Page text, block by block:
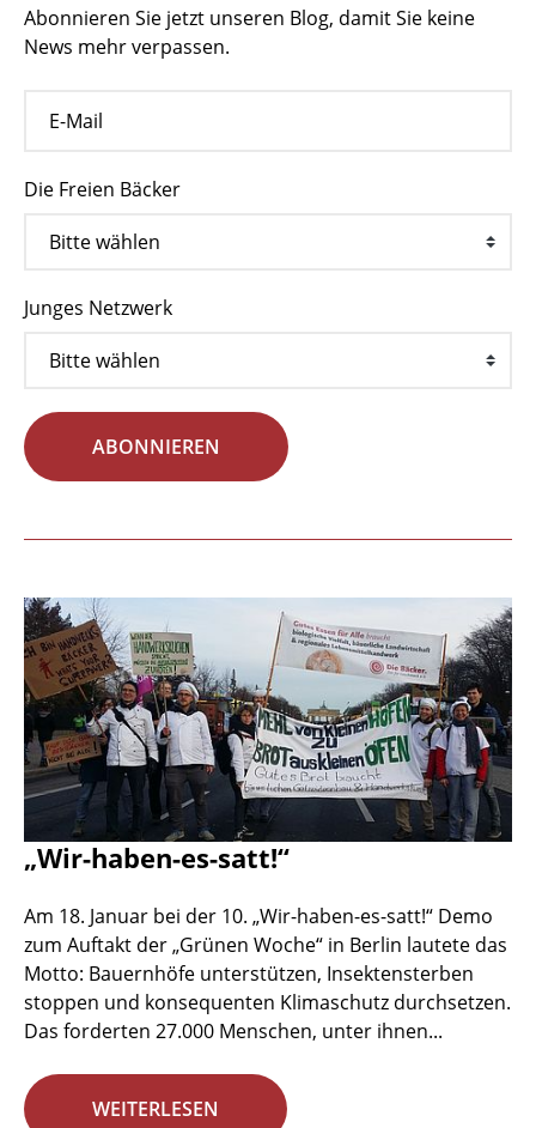
Abonnieren Sie jetzt unseren Blog, damit Sie keine
News mehr verpassen.
Die Freien Bäcker
Junges Netzwerk
ABONNIEREN
„Wir-haben-es-satt!“
Am 18. Januar bei der 10. „Wir-haben-es-satt!“ Demo
zum Auftakt der „Grünen Woche“ in Berlin lautete das
Motto: Bauernhöfe unterstützen, Insektensterben
stoppen und konsequenten Klimaschutz durchsetzen.
Das forderten 27.000 Menschen, unter ihnen...
WEITERLESEN